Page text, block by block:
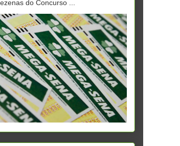
do Concurso ...